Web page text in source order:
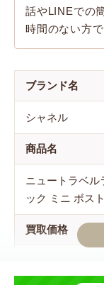
話やLINEでの
時間のない方
ブランド名
シャネル
商品名
ニュートラベル
ック ミニ ボス
買取価格